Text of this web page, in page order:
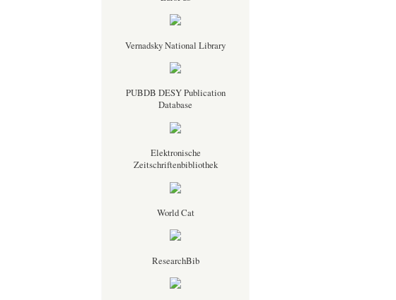
Vernadsky National Library
PUBDB DESY Publication
Database
Elektronische
Zeitschriftenbibliothek
World Cat
ResearchBib